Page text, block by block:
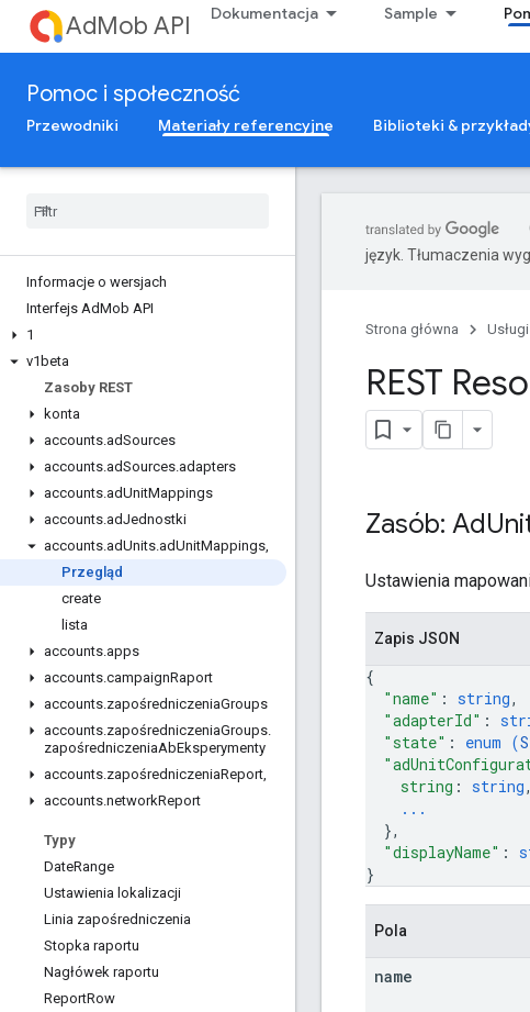
AdMob API Dokumentacja Sample
Pomoc i społeczność
Przewodniki Materiały referencyjne Biblioteki &
Informacje o wersjach
Interfejs AdMob API
1
v1beta
Zasoby REST
konta
accounts.adSources
accounts.adSources.adapters
accounts.adUnitMappings
accounts.adJednostki
accounts.adUnits.adUnitMappings,
Przegląd
create
lista
accounts.apps
accounts.campaignRaport
accounts.zapośredniczeniaGroups
accounts.zapośredniczeniaGroups.
zapośredniczeniaAbEksperymenty
accounts.zapośredniczeniaReport,
accounts.networkReport
Typy
DateRange
Ustawienia lokalizacji
Linia zapośredniczenia
Stopka raportu
Nagłówek raportu
ReportRow
język. Tłumaczenia
Strona główna Usługi
REST
Zasób: Ad
Ustawienia
Zapis JSON
{
"name" : string,
"adapterId" :
"state" : enum (
string : string,
...
},
"displayName" :
}
Pola
name